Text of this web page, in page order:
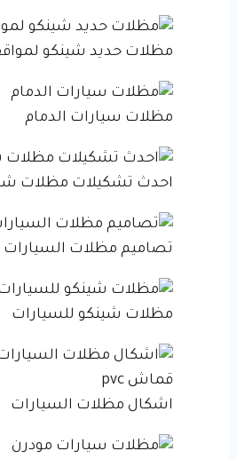
مظلات حديد شينكو
مظلات سيارات الدمام
احدث تشكيلات مظلات شينكو
تصاميم مظلات السيارات
مظلات شينكو للسيارات
اشكال مظلات السيارات